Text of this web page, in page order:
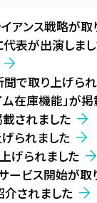
アンス戦略が取
代表が出演しま
で取り上げら
在庫機能」が
されました
られました
げられました
ービス開始が取
されました